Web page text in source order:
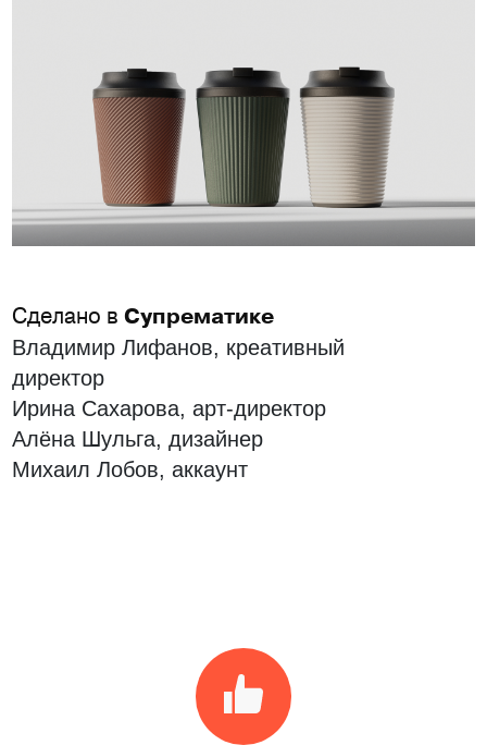
Сделано вСупрематике
Владимир Лифанов, креативный
директор
Ирина Сахарова, арт-директор
Алёна Шульга, дизайнер
Михаил Лобов, аккаунт